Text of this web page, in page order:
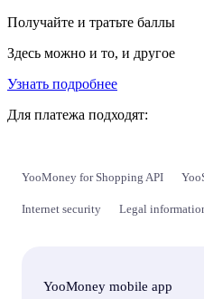
Получайте и тратьте баллы
Здесь можно и то, и другое
Узнать подробнее
Для платежа подходят:
YooMoney for Shopping API
Internet security Legal
YooMoney mobile app